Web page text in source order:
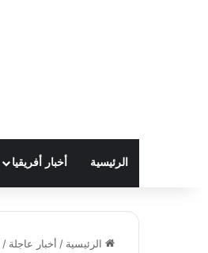
الرئيسية أخبار أفريقيا
الرئيسية / أخبار عاجلة /